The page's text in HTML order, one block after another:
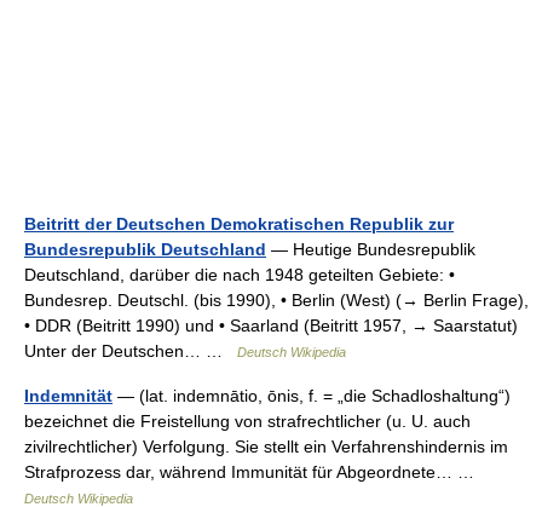
Beitritt der Deutschen Demokratischen Republik zur
Bundesrepublik Deutschland — Heutige Bundesrepublik
Deutschland, darüber die nach 1948 geteilten Gebiete: •
Bundesrep. Deutschl. (bis 1990), • Berlin (West) (→ Berlin Frage),
• DDR (Beitritt 1990) und • Saarland (Beitritt 1957, → Saarstatut)
Unter der Deutschen… …
Deutsch Wikipedia
Indemnität — (lat. indemnātio, ōnis, f. = „die Schadloshaltung“)
bezeichnet die Freistellung von strafrechtlicher (u. U. auch
zivilrechtlicher) Verfolgung. Sie stellt ein Verfahrenshindernis im
Strafprozess dar, während Immunität für Abgeordnete… …
Deutsch Wikipedia